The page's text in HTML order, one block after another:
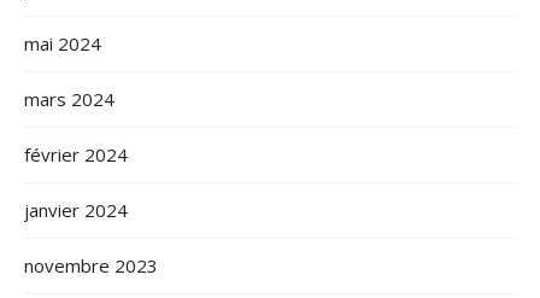
mai 2024
mars 2024
février 2024
janvier 2024
novembre 2023